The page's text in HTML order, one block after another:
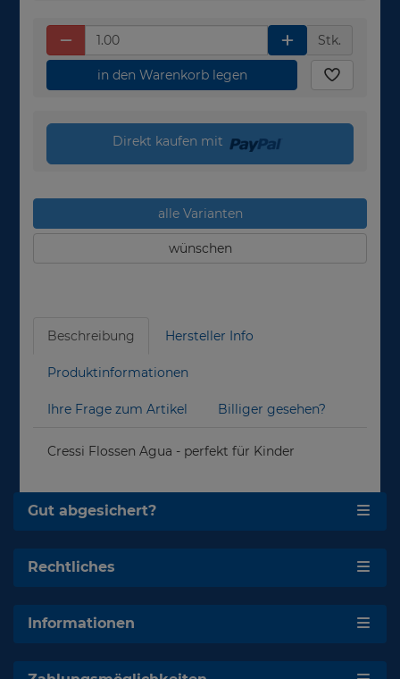
Stk.
in den Warenkorb legen
Direkt kaufen mit
alle Varianten
wünschen
Beschreibung Hersteller Info
Produktinformationen
Ihre Frage zum Artikel Billiger gesehen?
Cressi Flossen Agua - perfekt für Kinder
Gut abgesichert?
Rechtliches
Informationen